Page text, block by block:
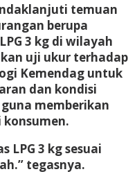
temuan
berupa
3 kg di wilayah
uji ukur terhadap
Kemendag untuk
dan kondisi
memberikan
LPG 3 kg sesuai
tegasnya.